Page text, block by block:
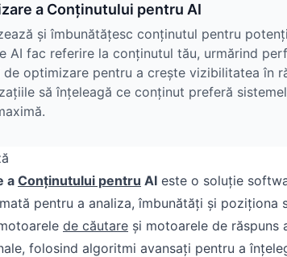
a Conținutului pentru AI
și îmbunătățesc conținutul pentru
AI fac referire la conținutul tău, urmărind
optimizare pentru a crește vizibilitatea în
să înțeleagă ce conținut preferă
a Conținutului pentru AI este o soluție
pentru a analiza, îmbunătăți și
de căutare și motoarele de răspuns
folosind algoritmi avansați pentru a